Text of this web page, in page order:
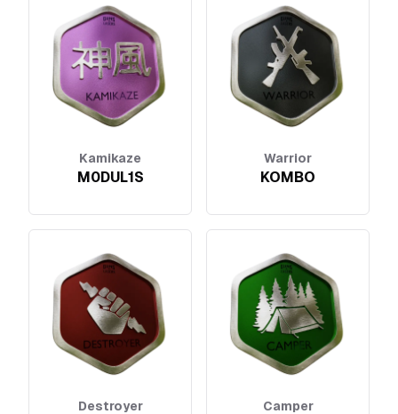
Kamikaze
M0DUL1S
Warrior
KOMBO
Destroyer Camper